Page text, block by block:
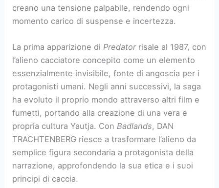
creano una tensione palpabile, rendendo ogni
momento carico di suspense e incertezza.
La prima apparizione diPredatorrisale al 1987, con
l’alieno cacciatore concepito come un elemento
essenzialmente invisibile, fonte di angoscia per i
protagonisti umani. Negli anni successivi, la saga
ha evoluto il proprio mondo attraverso altri film e
fumetti, portando alla creazione di una vera e
propria cultura Yautja. ConBadlands, DAN
TRACHTENBERG riesce a trasformare l’alieno da
semplice figura secondaria a protagonista della
narrazione, approfondendo la sua etica e i suoi
principi di caccia.